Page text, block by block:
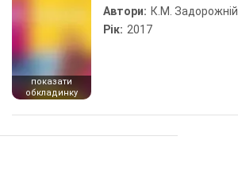
показати
обкладинку
Автори: К.М. Задорожній
Рік: 2017